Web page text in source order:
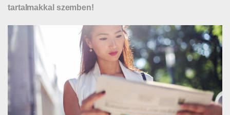
tartalmakkal szemben!